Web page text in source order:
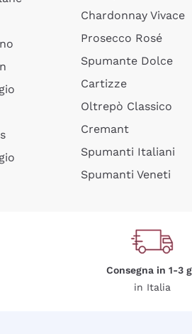
Chardonnay Vivace
Prosecco Rosé
Spumante Dolce
Cartizze
Oltrepò Classico
Cremant
Spumanti Italiani
Spumanti Veneti
Consegna in 1-3
in Italia